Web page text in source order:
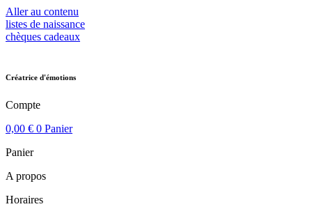
Aller au contenu
listes de naissance
chèques cadeaux
Créatrice d'émotions
Compte
0,00 € 0 Panier
Panier
A propos
Horaires